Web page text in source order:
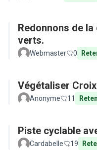
Redonnons de
verts.
Webmaster 0
Végétaliser
Anonyme 11
Piste cyclable
Cardabelle 19